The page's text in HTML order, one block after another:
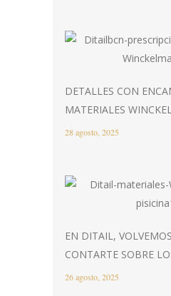
DETALLES CON
MATERIALES
28 agosto, 2025
EN DITAIL,
CONTARTE SOBRE
26 agosto, 2025